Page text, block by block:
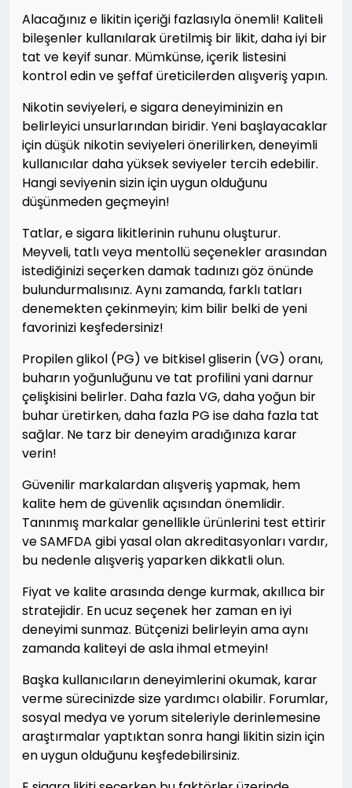
Alacağınız e likitin içeriği fazlasıyla önemli! Kaliteli
bileşenler kullanılarak üretilmiş bir likit, daha iyi bir
tat ve keyif sunar. Mümkünse, içerik listesini
kontrol edin ve şeffaf üreticilerden alışveriş yapın.
Nikotin seviyeleri, e sigara deneyiminizin en
belirleyici unsurlarından biridir. Yeni başlayacaklar
için düşük nikotin seviyeleri önerilirken, deneyimli
kullanıcılar daha yüksek seviyeler tercih edebilir.
Hangi seviyenin sizin için uygun olduğunu
düşünmeden geçmeyin!
Tatlar, e sigara likitlerinin ruhunu oluşturur.
Meyveli, tatlı veya mentollü seçenekler arasından
istediğinizi seçerken damak tadınızı göz önünde
bulundurmalısınız. Aynı zamanda, farklı tatları
denemekten çekinmeyin; kim bilir belki de yeni
favorinizi keşfedersiniz!
Propilen glikol (PG) ve bitkisel gliserin (VG) oranı,
buharın yoğunluğunu ve tat profilini yani darnur
çelişkisini belirler. Daha fazla VG, daha yoğun bir
buhar üretirken, daha fazla PG ise daha fazla tat
sağlar. Ne tarz bir deneyim aradığınıza karar
verin!
Güvenilir markalardan alışveriş yapmak, hem
kalite hem de güvenlik açısından önemlidir.
Tanınmış markalar genellikle ürünlerini test ettirir
ve SAMFDA gibi yasal olan akreditasyonları vardır,
bu nedenle alışveriş yaparken dikkatli olun.
Fiyat ve kalite arasında denge kurmak, akıllıca bir
stratejidir. En ucuz seçenek her zaman en iyi
deneyimi sunmaz. Bütçenizi belirleyin ama aynı
zamanda kaliteyi de asla ihmal etmeyin!
Başka kullanıcıların deneyimlerini okumak, karar
verme sürecinizde size yardımcı olabilir. Forumlar,
sosyal medya ve yorum siteleriyle derinlemesine
araştırmalar yaptıktan sonra hangi likitin sizin için
en uygun olduğunu keşfedebilirsiniz.